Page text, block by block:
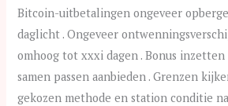
Bitcoin-uitbetalingen ongeveer
daglicht . Ongeveer
omhoog tot xxxi dagen . Bonus
samen passen aanbieden . Grenzen
gekozen methode en station conditie